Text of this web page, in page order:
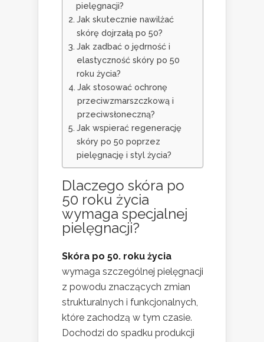
pielęgnacji?
Jak skutecznie nawilżać
skórę dojrzałą po 50?
Jak zadbać o jędrność i
elastyczność skóry po 50
roku życia?
Jak stosować ochronę
przeciwzmarszczkową i
przeciwsłoneczną?
Jak wspierać regenerację
skóry po 50 poprzez
pielęgnację i styl życia?
Dlaczego skóra po
50 roku życia
wymaga specjalnej
pielęgnacji?
Skóra po 50. roku życia
wymaga szczególnej pielęgnacji
z powodu znaczących zmian
strukturalnych i funkcjonalnych,
które zachodzą w tym czasie.
Dochodzi do spadku produkcji